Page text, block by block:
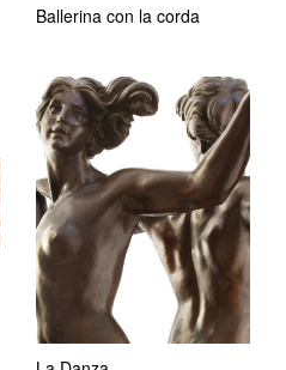
Ballerina con la corda